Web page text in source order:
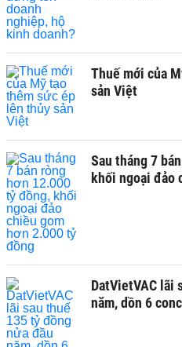
Thuế mới của
sản Việt
Sau tháng 7
khối ngoại đảo
DatVietVAC lãi
năm, dồn 6